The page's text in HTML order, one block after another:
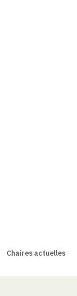
Chaires actuelles